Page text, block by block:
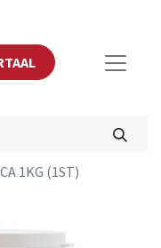
1KG (1ST)